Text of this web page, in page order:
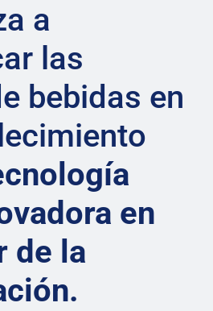
a
las
bebidas en
en
de la